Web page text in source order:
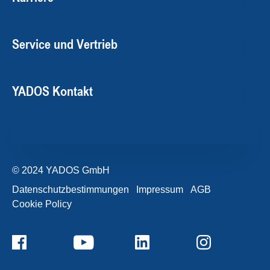
Service und Vertrieb
YADOS Kontakt
© 2024 YADOS GmbH
Datenschutzbestimmungen
Impressum
AGB
Cookie Policy